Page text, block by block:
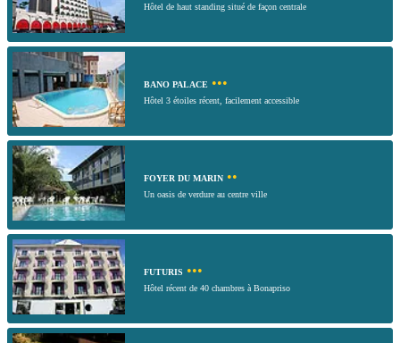
Hôtel de haut standing situé de façon centrale
BANO PALACE •••
Hôtel 3 étoiles récent, facilement accessible
FOYER DU MARIN ••
Un oasis de verdure au centre ville
FUTURIS •••
Hôtel récent de 40 chambres à Bonapriso